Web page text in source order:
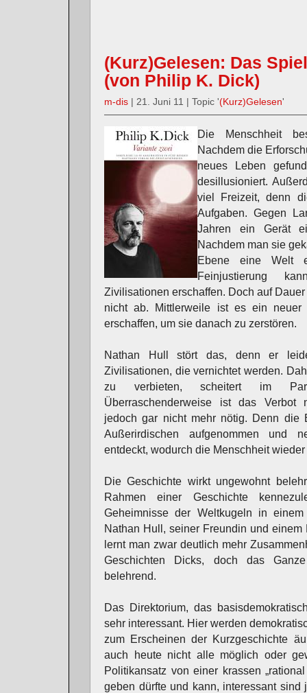
(Kurz)Gelesen: Das
(von Philip K. Dick)
m-dis | 21. Juni 11 | Topic '(Kurz)Gelesen'
Die Menschheit
Nachdem die
neues Leben
desillusioniert.
viel Freizeit, denn
Aufgaben. Gegen
Jahren ein Gerät
Nachdem man sie
Ebene eine Welt
Feinjustierung
Zivilisationen erschaffen. Doch auf
nicht ab. Mittlerweile ist es ein neuer
erschaffen, um sie danach zu zerstören.
Nathan Hull stört das, denn er
Zivilisationen, die vernichtet werden.
zu verbieten, scheitert im
Überraschenderweise ist das Verbot
jedoch gar nicht mehr nötig. Denn die
Außerirdischen aufgenommen und
entdeckt, wodurch die Menschheit
Die Geschichte wirkt ungewohnt
Rahmen einer Geschichte
Geheimnisse der Weltkugeln in
Nathan Hull, seiner Freundin und
lernt man zwar deutlich mehr
Geschichten Dicks, doch das
belehrend.
Das Direktorium, das
sehr interessant. Hier werden
zum Erscheinen der Kurzgeschichte
auch heute nicht alle möglich oder
Politikansatz von einer krassen
geben dürfte und kann, interessant sind